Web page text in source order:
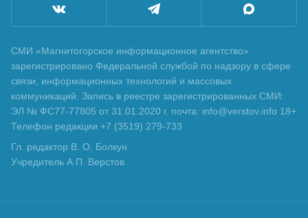
СМИ «Магнитогорское информационное агентство»
зарегистрировано Федеральной службой по надзору в сфере
связи, информационных технологий и массовых
коммуникаций. Запись в реестре зарегистрированных СМИ:
ЭЛ № ФС77-77805 от 31.01.2020 г. почта: info@verstov.info 18+
Телефон редакции +7 (3519) 279-733
Гл. редактор В. О. Болкун
Учредитель А.П. Верстов